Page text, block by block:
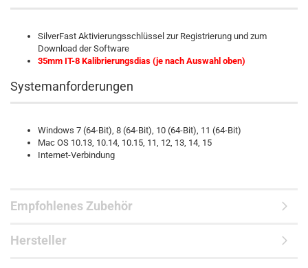
SilverFast Aktivierungsschlüssel zur Registrierung und zum
Download der Software
35mm IT-8 Kalibrierungsdias (je nach Auswahl oben)
Systemanforderungen
Windows 7 (64-Bit), 8 (64-Bit), 10 (64-Bit), 11 (64-Bit)
Mac OS 10.13, 10.14, 10.15, 11, 12, 13, 14, 15
Internet-Verbindung
Empfohlenes Zubehör
Hersteller